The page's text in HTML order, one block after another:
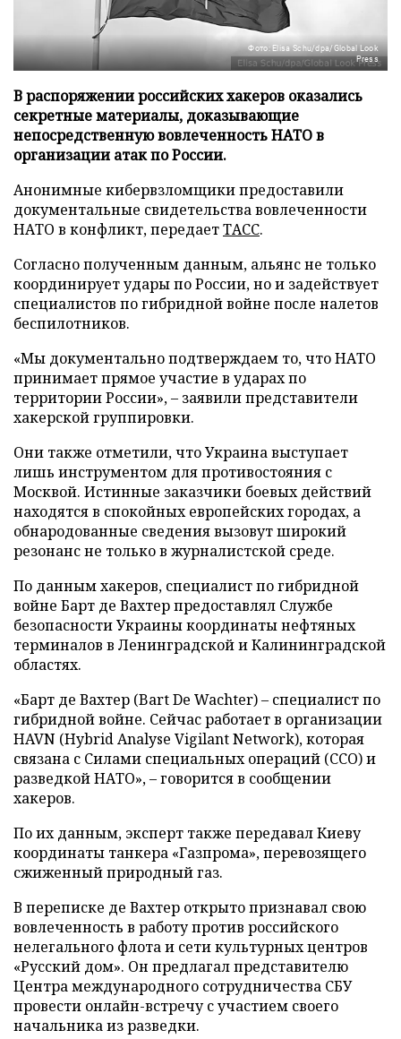
Фото: Elisa Schu/dpa/Global Look
Press
В распоряжении российских хакеров оказались
секретные материалы, доказывающие
непосредственную вовлеченность НАТО в
организации атак по России.
Анонимные кибервзломщики предоставили
документальные свидетельства вовлеченности
НАТО в конфликт, передаетТАСС.
Согласно полученным данным, альянс не только
координирует удары по России, но и задействует
специалистов по гибридной войне после налетов
беспилотников.
«Мы документально подтверждаем то, что НАТО
принимает прямое участие в ударах по
территории России», – заявили представители
хакерской группировки.
Они также отметили, что Украина выступает
лишь инструментом для противостояния с
Москвой. Истинные заказчики боевых действий
находятся в спокойных европейских городах, а
обнародованные сведения вызовут широкий
резонанс не только в журналистской среде.
По данным хакеров, специалист по гибридной
войне Барт де Вахтер предоставлял Службе
безопасности Украины координаты нефтяных
терминалов в Ленинградской и Калининградской
областях.
«Барт де Вахтер (Bart De Wachter) – специалист по
гибридной войне. Сейчас работает в организации
HAVN (Hybrid Analyse Vigilant Network), которая
связана с Силами специальных операций (ССО) и
разведкой НАТО», – говорится в сообщении
хакеров.
По их данным, эксперт также передавал Киеву
координаты танкера «Газпрома», перевозящего
сжиженный природный газ.
В переписке де Вахтер открыто признавал свою
вовлеченность в работу против российского
нелегального флота и сети культурных центров
«Русский дом». Он предлагал представителю
Центра международного сотрудничества СБУ
провести онлайн-встречу с участием своего
начальника из разведки.